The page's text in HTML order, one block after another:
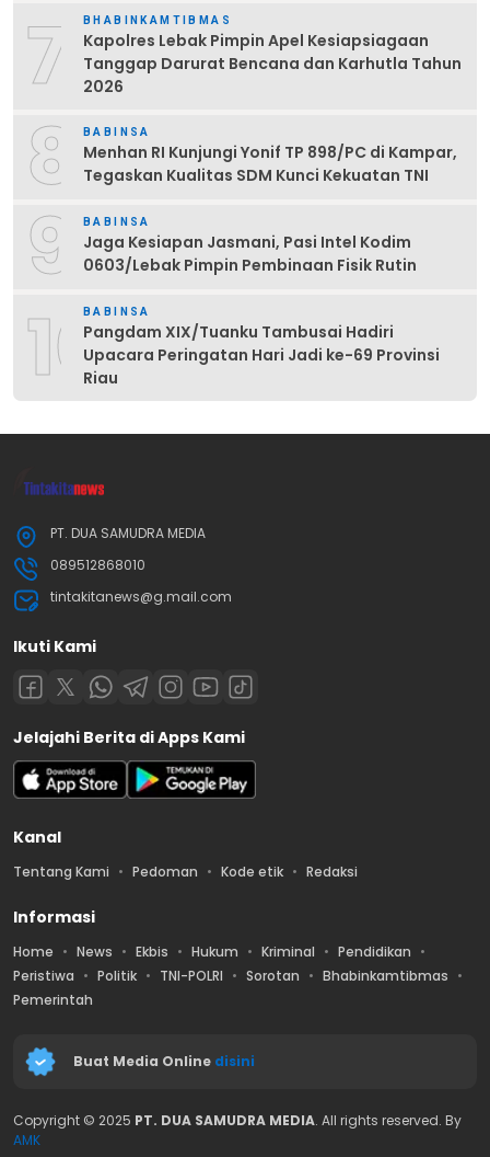
7 BHABINKAMTIBMAS
Kapolres Lebak Pimpin Apel Kesiapsiagaan
Tanggap Darurat Bencana dan Karhutla Tahun
2026
8 BABINSA
Menhan RI Kunjungi Yonif TP 898/PC di Kampar,
Tegaskan Kualitas SDM Kunci Kekuatan TNI
9 BABINSA
Jaga Kesiapan Jasmani, Pasi Intel Kodim
0603/Lebak Pimpin Pembinaan Fisik Rutin
10BABINSA
Pangdam XIX/Tuanku Tambusai Hadiri
Upacara Peringatan Hari Jadi ke-69 Provinsi
Riau
PT. DUA SAMUDRA MEDIA
089512868010
tintakitanews@g.mail.com
Ikuti Kami
Jelajahi Berita di Apps Kami
Kanal
Tentang Kami Pedoman Kode etik Redaksi
Informasi
Home News Ekbis Hukum Kriminal
Pendidikan
Peristiwa
Politik TNI-POLRI Sorotan
Bhabinkamtibmas
Pemerintah
Buat Media Online disini
Copyright © 2025 PT. DUA SAMUDRA MEDIA. All rights reserved. By
AMK